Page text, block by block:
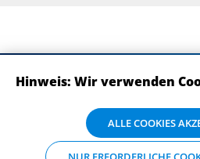
Hinweis: Wir verwenden
ALLE COOKIES
Wir verwenden Cookies auf dieser
auf „Alle Cookies akzeptieren“ der
Daten an Drittanbieter zu, damit wir